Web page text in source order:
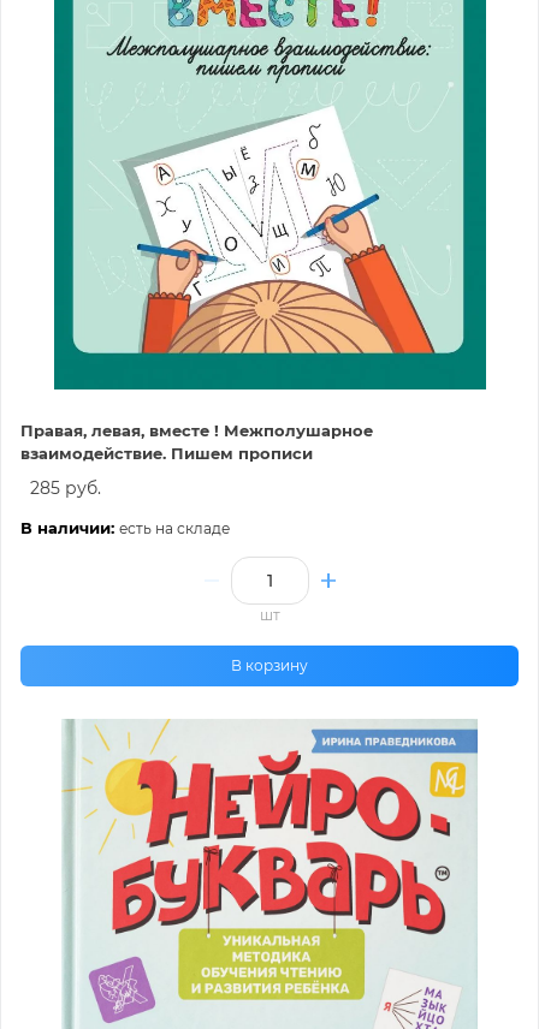
Правая, левая, вместе ! Межполушарное
взаимодействие. Пишем прописи
285 руб.
В наличии: есть на складе
шт
В корзину